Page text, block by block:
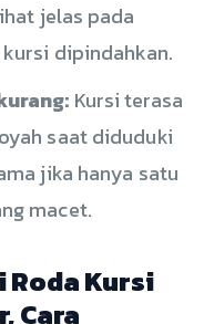
jelas pada
dipindahkan.
Kursi terasa
saat diduduki
jika hanya satu
macet.
Roda Kursi
Cara